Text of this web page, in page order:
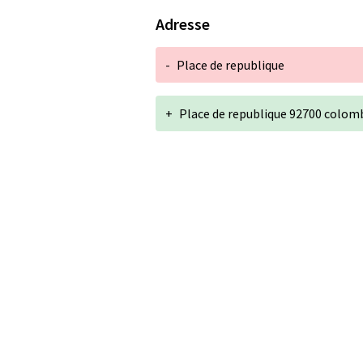
Adresse
- Place de republique
+ Place de republique 92700